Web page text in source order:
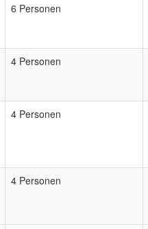
6 Personen
4 Personen
4 Personen
4 Personen